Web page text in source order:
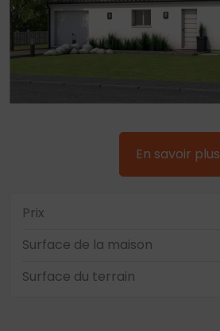
En savoir plus
Prix
Surface de la maison
Surface du terrain